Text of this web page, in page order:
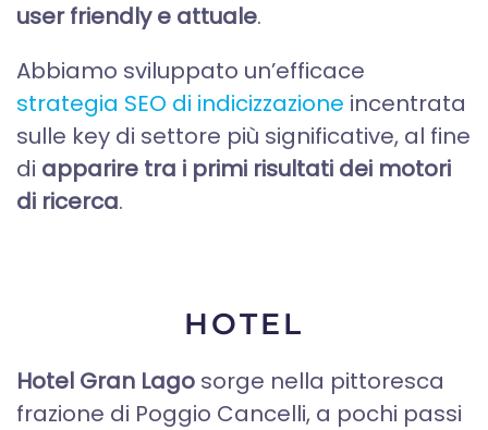
user friendly e attuale.
Abbiamo sviluppato un’efficace
strategia SEO di indicizzazione incentrata
sulle key di settore più significative, al fine
di apparire tra i primi risultati dei motori
di ricerca.
HOTEL
Hotel Gran Lago sorge nella pittoresca
frazione di Poggio Cancelli, a pochi passi